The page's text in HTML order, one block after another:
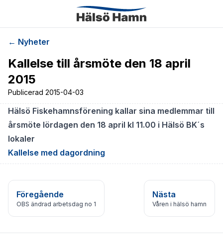
← Nyheter
Kallelse till årsmöte den 18 april
2015
Publicerad 2015-04-03
Hälsö Fiskehamnsförening kallar sina medlemmar till
årsmöte lördagen den 18 april kl 11.00 i Hälsö BK´s
lokaler
Kallelse med dagordning
Föregående
OBS ändrad arbetsdag no 1
Nästa
Våren i hälsö hamn